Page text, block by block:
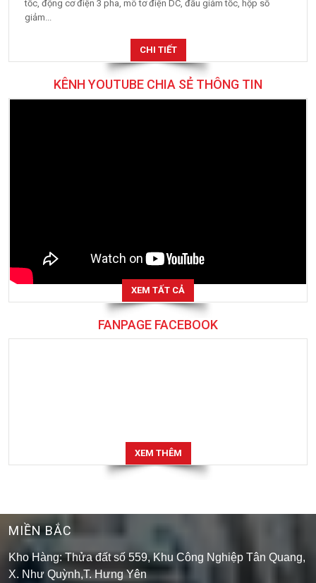
KÊNH YOUTUBE CHIA SẺ THÔNG TIN
FANPAGE FACEBOOK
MIỀN BẮC
Kho Hàng: Thửa đất số 559, Khu Công Nghiệp Tân Quang,
X. Như Quỳnh,T. Hưng Yên
Văn Phòng: Biệt Thự BH10A-SP.10-56 Vinhome